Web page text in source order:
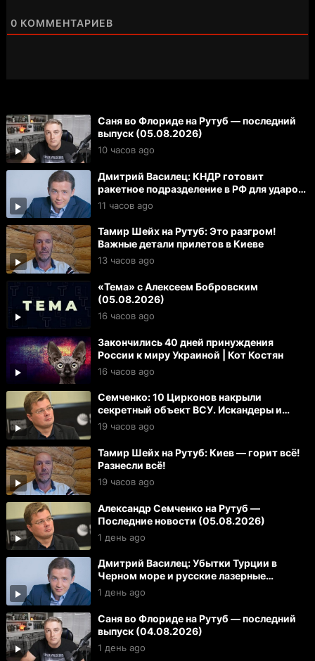
0 КОММЕНТАРИЕВ
Саня во Флориде на Рутуб — последний
выпуск (05.08.2026)
10 часов ago
Дмитрий Василец: КНДР готовит
ракетное подразделение в РФ для ударов
по Украине и ЕС
11 часов ago
Тамир Шейх на Рутуб: Это разгром!
Важные детали прилетов в Киеве
13 часов ago
«Тема» с Алексеем Бобровским
(05.08.2026)
16 часов ago
Закончились 40 дней принуждения
России к миру Украиной | Кот Костян
16 часов ago
Семченко: 10 Цирконов накрыли
секретный объект ВСУ. Искандеры и
герани разнесли 100 целей в Киеве
19 часов ago
Тамир Шейх на Рутуб: Киев — горит всё!
Разнесли всё!
19 часов ago
Александр Семченко на Рутуб —
Последние новости (05.08.2026)
1 день ago
Дмитрий Василец: Убытки Турции в
Черном море и русские лазерные
наземные дроны на фронте
1 день ago
Саня во Флориде на Рутуб — последний
выпуск (04.08.2026)
1 день ago